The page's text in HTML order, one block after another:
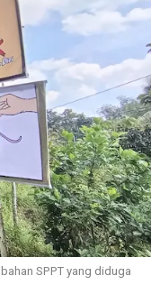
SPPT yang diduga